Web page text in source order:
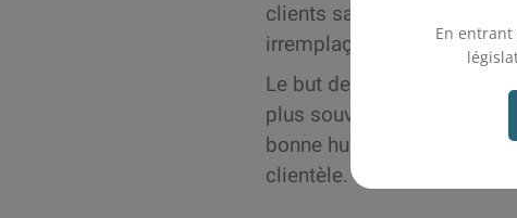
En
clients sa connaissance
irremplaçable.
Le but de nos trois
plus souvent en prenant
bonne humeur et de
clientèle.